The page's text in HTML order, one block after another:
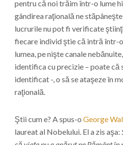
pentru că noi trăim într-o lume
gândirea raţională ne
lucrurile nu pot fi verificate
fiecare individ ştie că intră într-
lumea, pe nişte canale
identifica cu precizie – poate că
identificat -, o să se ataşeze în
raţională.
Ştii cum e? A spus-o George
laureat al Nobelului. El a zis aşa: